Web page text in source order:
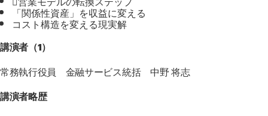
「関係性資産」を収益に変える
コスト構造を変える現実解
講演者（1）
常務執行役員 金融サービス統括中野 将志
講演者略歴